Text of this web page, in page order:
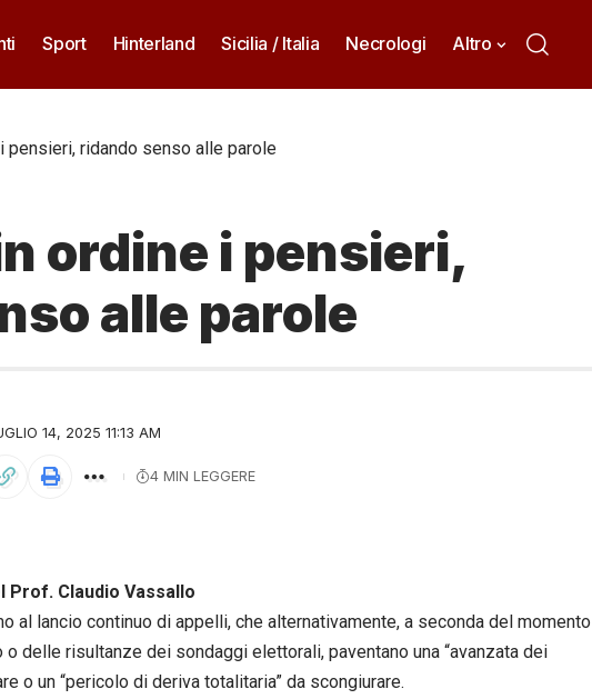
Sport Hinterland Sicilia / Italia Necrologi Altro
pensieri, ridando senso alle parole
ordine i pensieri,
alle parole
14, 2025 11:13 AM
4 MIN LEGGERE
Prof. Claudio Vassallo
al lancio continuo di appelli, che alternativamente, a seconda del momento
delle risultanze dei sondaggi elettorali, paventano una “avanzata dei
o un “pericolo di deriva totalitaria” da scongiurare.